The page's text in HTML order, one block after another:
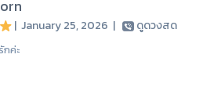
| January 25, 2026 | ดูดวงสด
ค่ะ